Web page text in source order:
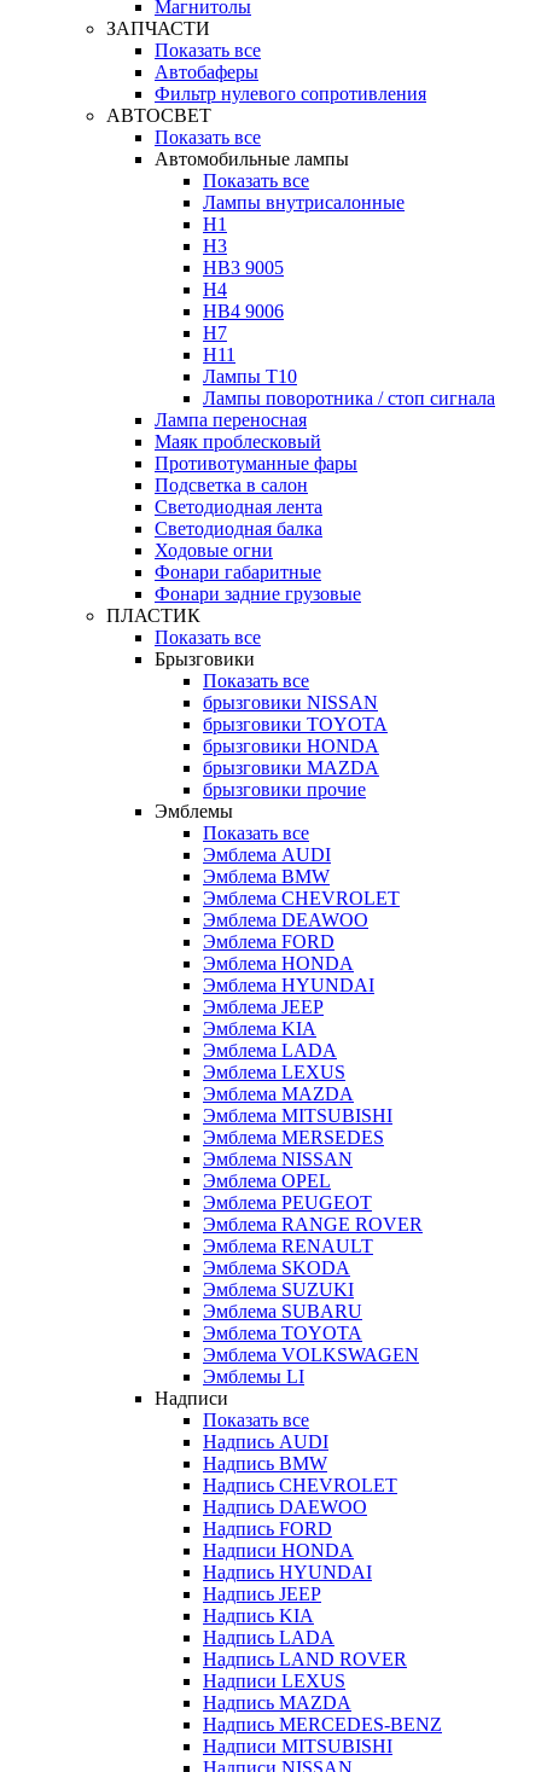
Магнитолы
ЗАПЧАСТИ
Показать все
Автобаферы
Фильтр нулевого сопротивления
АВТОСВЕТ
Показать все
Автомобильные лампы
Показать все
Лампы внутрисалонные
H1
H3
HB3 9005
H4
HB4 9006
H7
H11
Лампы Т10
Лампы поворотника / стоп сигнала
Лампа переносная
Маяк проблесковый
Противотуманные фары
Подсветка в салон
Светодиодная лента
Светодиодная балка
Ходовые огни
Фонари габаритные
Фонари задние грузовые
ПЛАСТИК
Показать все
Брызговики
Показать все
брызговики NISSAN
брызговики TOYOTA
брызговики HONDA
брызговики MAZDA
брызговики прочие
Эмблемы
Показать все
Эмблема AUDI
Эмблема BMW
Эмблема CHEVROLET
Эмблема DEAWOO
Эмблема FORD
Эмблема HONDA
Эмблема HYUNDAI
Эмблема JEEP
Эмблема KIA
Эмблема LADA
Эмблема LEXUS
Эмблема MAZDA
Эмблема MITSUBISHI
Эмблема MERSEDES
Эмблема NISSAN
Эмблема OPEL
Эмблема PEUGEOT
Эмблема RANGE ROVER
Эмблема RENAULT
Эмблема SKODA
Эмблема SUZUKI
Эмблема SUBARU
Эмблема TOYOTA
Эмблема VOLKSWAGEN
Эмблемы LI
Надписи
Показать все
Надпись AUDI
Надпись BMW
Надпись CHEVROLET
Надпись DAEWOO
Надпись FORD
Надписи HONDA
Надпись HYUNDAI
Надпись JEEP
Надпись KIA
Надпись LADA
Надпись LAND ROVER
Надписи LEXUS
Надпись MAZDA
Надпись MERCEDES-BENZ
Надписи MITSUBISHI